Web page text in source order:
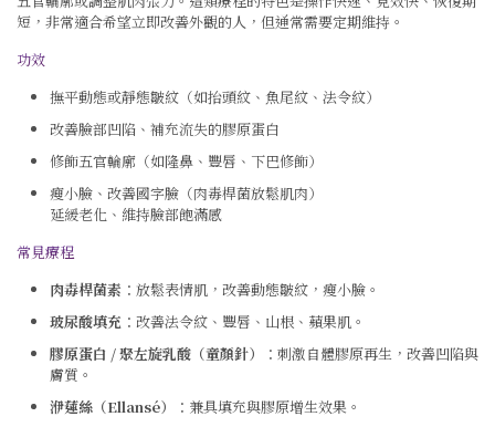
短，非常適合希望立即改善外觀的人，但通常需要定期維持。
功效
撫平動態或靜態皺紋（如抬頭紋、魚尾紋、法令紋）
改善臉部凹陷、補充流失的膠原蛋白
修飾五官輪廓（如隆鼻、豐唇、下巴修飾）
瘦小臉、改善國字臉（肉毒桿菌放鬆肌肉）
延緩老化、維持臉部飽滿感
常見療程
肉毒桿菌素 ：放鬆表情肌，改善動態皺紋，瘦小臉。
玻尿酸填充 ：改善法令紋、豐唇、山根、蘋果肌。
膠原蛋白 / 聚左旋乳酸（童顏針）
：刺激自體膠原再生，改善凹陷與
膚質。
洢蓮絲（Ellansé）
：兼具填充與膠原增生效果。